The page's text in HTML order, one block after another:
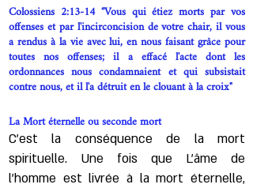
Colossiens 2:13-14 “Vous qui étiez morts par vos
offenses et par l'incirconcision de votre chair, il vous
a rendus à la vie avec lui, en nous faisant grâce pour
toutes nos offenses; il a effacé l'acte dont les
ordonnances nous condamnaient et qui subsistait
contre nous, et il l'a détruit en le clouant à la croix"
La Mort éternelle ou seconde mort
C’est la conséquence de la mort
spirituelle. Une fois que L'âme de
l’homme est livrée à la mort éternelle,